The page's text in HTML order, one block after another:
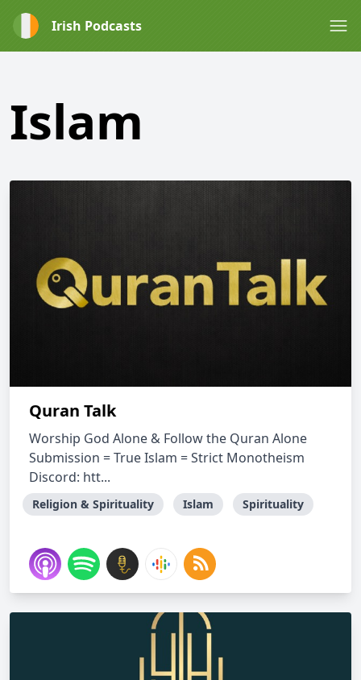
Irish Podcasts
Islam
Quran Talk
Worship God Alone & Follow the Quran Alone
Submission = True Islam = Strict Monotheism
Discord: htt...
Religion & Spirituality Islam Spirituality